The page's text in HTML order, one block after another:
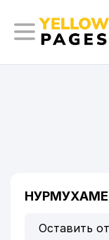
Оставить